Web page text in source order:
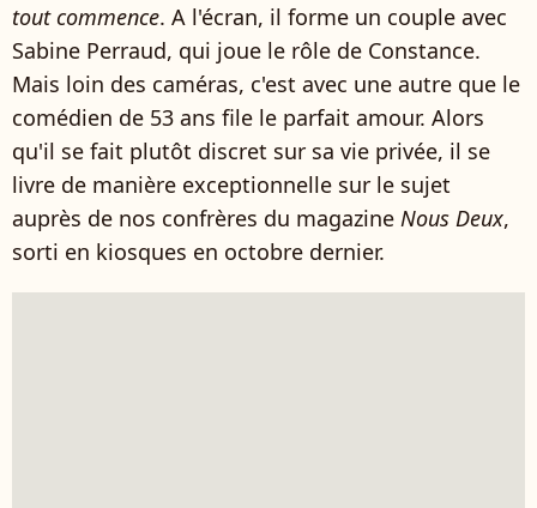
tout commence. A l'écran, il forme un couple avec
Sabine Perraud, qui joue le rôle de Constance.
Mais loin des caméras, c'est avec une autre que le
comédien de 53 ans file le parfait amour. Alors
qu'il se fait plutôt discret sur sa vie privée, il se
livre de manière exceptionnelle sur le sujet
auprès de nos confrères du magazine Nous Deux,
sorti en kiosques en octobre dernier.